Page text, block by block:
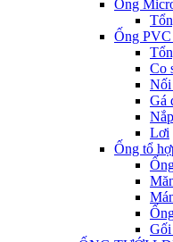
Ống
Ống
Co
Gá
Lơi
Ống tổ
Gối